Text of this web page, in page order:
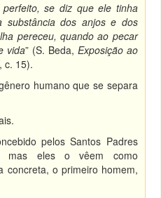
se diz que ele tinha
substância dos anjos e dos
pereceu, quando ao pecar
vida” (S. Beda, Exposição ao
c. 15).
humano que se separa
pelos Santos Padres
mas eles o vêem como
concreta, o primeiro homem,